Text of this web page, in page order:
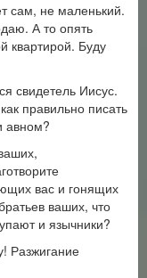
сам, не маленький.
А то опять
квартирой. Буду
свидетель Иисус.
правильно писать
авном?
вас и гонящих
ваших, что
и язычники?
Разжигание